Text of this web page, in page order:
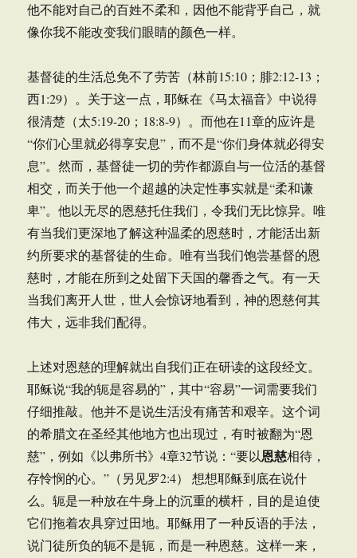
他不能对自己的百姓不柔和，因他不能背乎自己，就
像你我不能改变我们眼睛的颜色一样。
基督徒的生活总免不了劳苦（林前15:10；腓2:12-13；
西1:29）。关于这一点，耶稣在《马太福音》中说得
很清楚（太5:19-20；18:8-9）。而他在11章的应许是
“你们心里就必得享安息”，而不是“你们身体就必得安
息”。然而，基督徒一切的劳作都源自与一位活的基督
相交，而关于他一个超越的决定性事实就是“柔和谦
卑”。他以无尽的恩慈托住我们，令我们无比惊异。唯
有当我们更深地了解这种温柔的恩慈时，才能活出新
约所要求的基督徒的生命。唯有当我们饱尝基督的恩
慈时，才能在所到之处留下天国的馨香之气。有一天
当我们离开人世，世人会惊讶地看到，神的恩慈何其
伟大，远非我们配得。
上述对恩慈的理解就出自我们正在研读的这段经文。
耶稣说“我的轭是容易的”，其中“容易”一词需要我们
仔细推敲。他并不是说生活没有痛苦和艰辛。这个词
的希腊文在圣经其他地方也出现过，有时被翻为“恩
慈”，例如《以弗所书》4章32节说：“要以恩慈相待，
存怜悯的心。”（另见罗2:4） 想想耶稣到底在说什
么。轭是一种放在牛身上的沉重的横杆，目的是迫使
它们拖着农具穿过田地。耶稣用了一种反语的手法，
说门徒所负的轭不是轭，而是一种恩慈。这样一来，